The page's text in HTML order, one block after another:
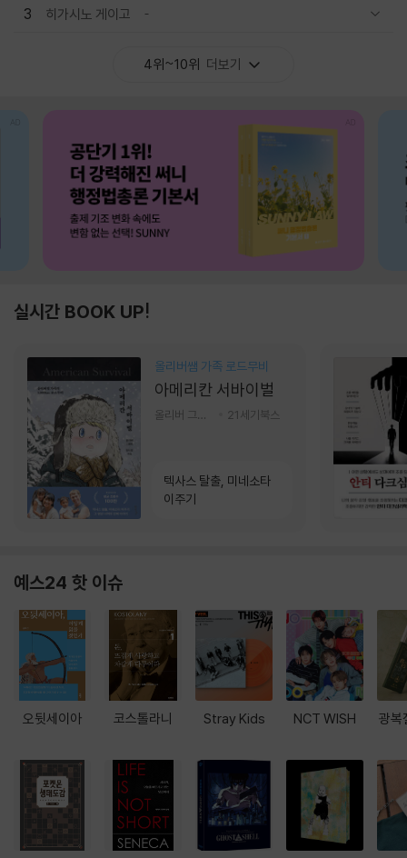
3 히가시노 게이고
4위~10위 더보기
실시간 BOOK UP!
올리버쌤 가족 로드무비
아메리칸 서바이벌
21세기북스
텍사스 탈출, 미네소타
이주기
예스24 핫 이슈
오뒷세이아 코스톨라니 Stray Kids NCT WISH 광복